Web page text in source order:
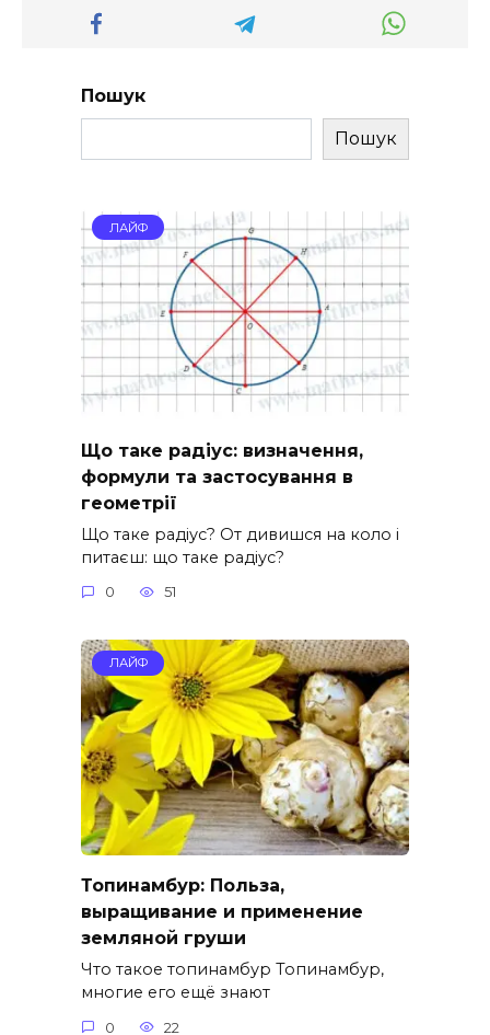
Пошук
Пошук
ЛАЙФ
Що таке радіус: визначення,
формули та застосування в
геометрії
Що таке радіус? От дивишся на коло і
питаєш: що таке радіус?
0 51
ЛАЙФ
Топинамбур: Польза,
выращивание и применение
земляной груши
Что такое топинамбур Топинамбур,
многие его ещё знают
0 22